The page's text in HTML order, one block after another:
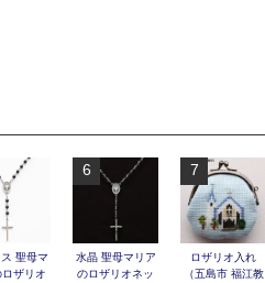
聖母マ
ロザリオ
6
水晶 聖母マリア
のロザリオネッ
7
ロザリオ入れ
（五島市 福江教